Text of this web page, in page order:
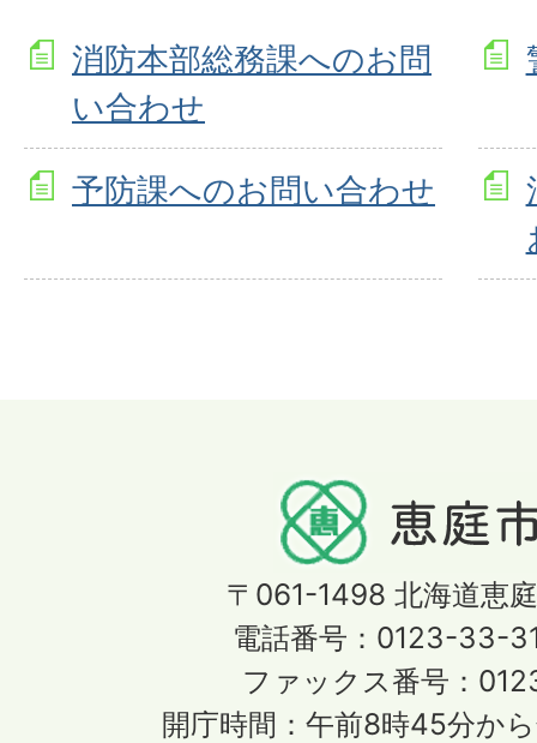
消防本部総務課へのお問
い合わせ
予防課へのお問い合わせ
〒061-1498 北海道恵
電話番号：0123-33-
ファックス番号：
開庁時間：午前8時45分か